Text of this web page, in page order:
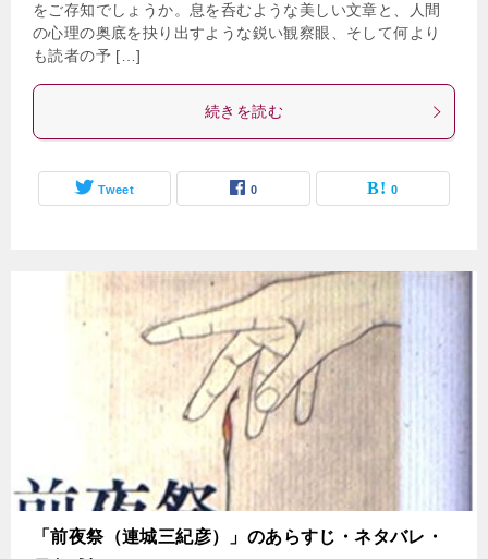
をご存知でしょうか。息を呑むような美しい文章と、人間
の心理の奥底を抉り出すような鋭い観察眼、そして何より
も読者の予 […]
続きを読む
Tweet 0 0
「前夜祭（連城三紀彦）」のあらすじ・ネタバレ・